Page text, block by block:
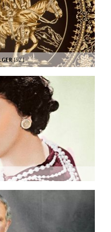
[52’]